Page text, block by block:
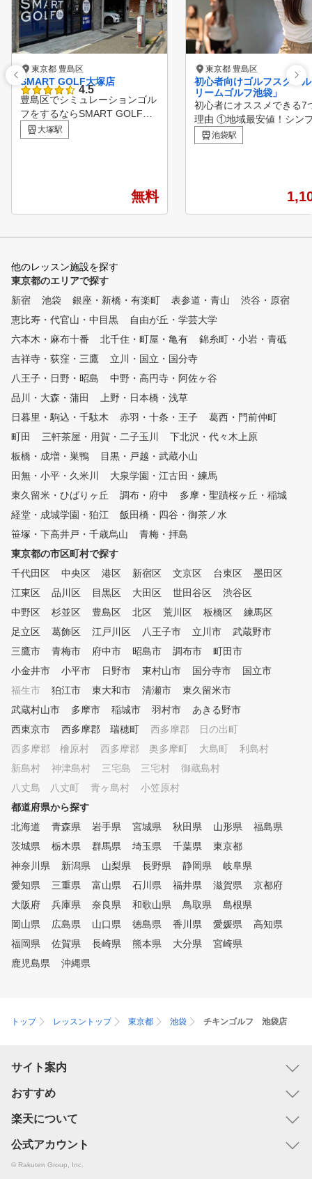
東京都 豊島区
SMART GOLF大塚店
4.5
豊島区でシミュレーションゴル
フをするならSMART GOLFへ
！ 大塚店は1ルームの空間で集
中してゴルフ練習をしていただ
していただける環境をご用意し
大塚駅
無料
東京都 豊島区
初心者向けゴルフスクー
リームゴルフ池袋」
初心者にオススメできる7
理由 ①地域最安値！シンプル
な料金システム＆とにか
初期費用！！ ②ゴルフ初
④初心者ゴルフレッスン
富な質の高いインストラ
池袋駅
他のレッスン施設を探す
東京都のエリアで探す
新宿
池袋 銀座・新橋・有楽町 表参道・青山
渋谷・原宿
恵比寿・代官山・中目黒
自由が丘・学芸大学
六本木・麻布十番
北千住・町屋・亀有
錦糸町・小岩・青砥
吉祥寺・荻窪・三鷹
立川・国立・国分寺
八王子・日野・昭島
中野・高円寺・阿佐ヶ谷
品川・大森・蒲田
上野・日本橋・浅草
日暮里・駒込・千駄木
赤羽・十条・王子
葛西・門前仲町
町田
三軒茶屋・用賀・二子玉川
下北沢・代々木上原
板橋・成増・巣鴨
目黒・戸越・武蔵小山
田無・小平・久米川
大泉学園・江古田・練馬
東久留米・ひばりヶ丘
調布・府中
多摩・聖蹟桜ヶ丘・稲城
経堂・成城学園・狛江
飯田橋・四谷・御茶ノ水
笹塚・下高井戸・千歳烏山
青梅・拝島
東京都の市区町村で探す
千代田区
中央区 港区 新宿区 文京区 台東区
墨田区
江東区
品川区 目黒区 大田区 世田谷区
渋谷区
中野区
杉並区 豊島区 北区 荒川区 板橋区
練馬区
足立区
葛飾区 江戸川区 八王子市 立川市
武蔵野市
三鷹市
青梅市 府中市 昭島市 調布市
町田市
小金井市
小平市 日野市 東村山市 国分寺市
国立市
福生市
狛江市 東大和市 清瀬市
東久留米市
武蔵村山市
多摩市 稲城市 羽村市
あきる野市
西東京市
西多摩郡 瑞穂町
西多摩郡 日の出町
西多摩郡 檜原村
西多摩郡 奥多摩町 大島町
利島村
新島村
神津島村 三宅島 三宅村
御蔵島村
八丈島 八丈町
青ヶ島村
小笠原村
都道府県から探す
北海道
青森県 岩手県 宮城県 秋田県 山形県
福島県
茨城県
栃木県 群馬県 埼玉県 千葉県
東京都
神奈川県
新潟県 山梨県 長野県 静岡県
岐阜県
愛知県
三重県 富山県 石川県 福井県 滋賀県
京都府
大阪府
兵庫県 奈良県 和歌山県 鳥取県
島根県
岡山県
広島県 山口県 徳島県 香川県 愛媛県
高知県
福岡県
佐賀県 長崎県 熊本県 大分県
宮崎県
鹿児島県
沖縄県
トップ レッスントップ 東京都 池袋 チキンゴルフ 池袋店
サイト案内
おすすめ
楽天について
公式アカウント
© Rakuten Group, Inc.